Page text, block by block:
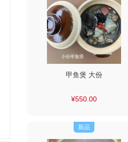
甲鱼煲 大份
¥550.00
新品